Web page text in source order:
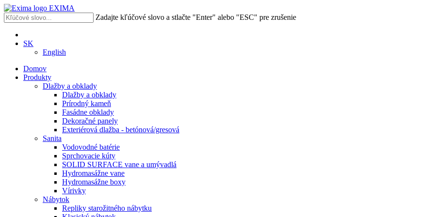
EXIMA
Zadajte kľúčové slovo a stlačte "Enter" alebo "ESC" pre zrušenie
SK
English
Domov
Produkty
Dlažby a obklady
Dlažby a obklady
Prírodný kameň
Fasádne obklady
Dekoračné panely
Exteriérová dlažba - betónová/gresová
Sanita
Vodovodné batérie
Sprchovacie kúty
SOLID SURFACE vane a umývadlá
Hydromasážne vane
Hydromasážne boxy
Vírivky
Nábytok
Repliky starožitného nábytku